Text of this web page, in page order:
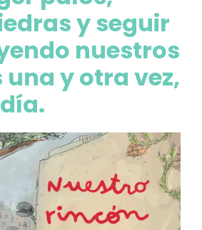
y seguir
nuestros
y otra vez,